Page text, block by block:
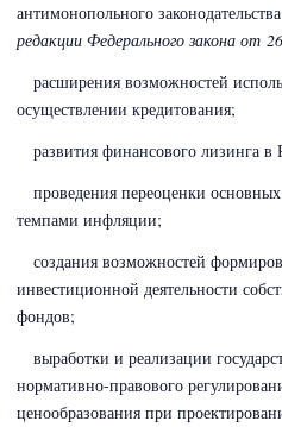
антимонопольного
редакции Федерального закона от
расширения возможностей
осуществлении кредитования;
развития финансового лизинга
проведения переоценки
темпами инфляции;
создания возможностей
инвестиционной деятельности
фондов;
выработки и реализации
нормативно-правового
ценообразования при